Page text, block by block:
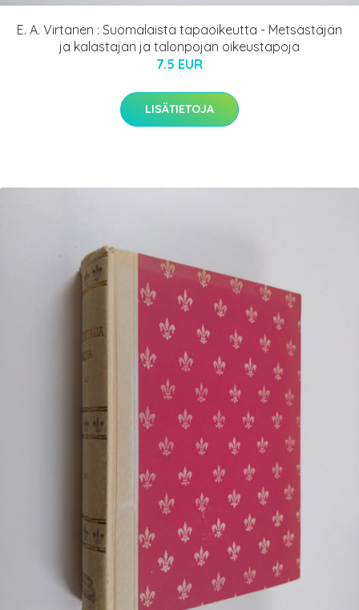
E. A. Virtanen : Suomalaista tapaoikeutta - Metsästäjän
ja kalastajan ja talonpojan oikeustapoja
7.5 EUR
LISÄTIETOJA